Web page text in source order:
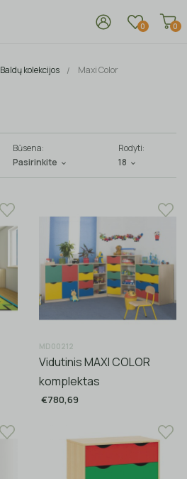
0 0
Baldų kolekcijos Maxi Color
Būsena:
Pasirinkite
Rodyti:
18
MD00212
Vidutinis MAXI COLOR
komplektas
€780,69